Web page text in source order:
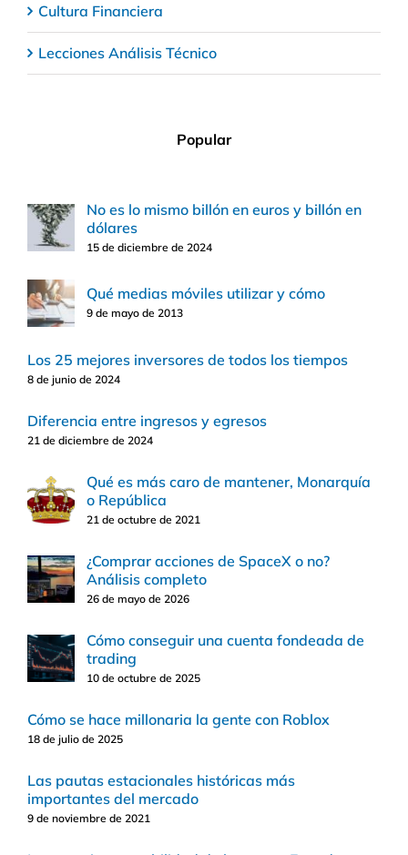
Cultura Financiera
Lecciones Análisis Técnico
Popular
No es lo mismo billón en euros y billón en
dólares
15 de diciembre de 2024
Qué medias móviles utilizar y cómo
9 de mayo de 2013
Los 25 mejores inversores de todos los tiempos
8 de junio de 2024
Diferencia entre ingresos y egresos
21 de diciembre de 2024
Qué es más caro de mantener, Monarquía
o República
21 de octubre de 2021
¿Comprar acciones de SpaceX o no?
Análisis completo
26 de mayo de 2026
Cómo conseguir una cuenta fondeada de
trading
10 de octubre de 2025
Cómo se hace millonaria la gente con Roblox
18 de julio de 2025
Las pautas estacionales históricas más
importantes del mercado
9 de noviembre de 2021